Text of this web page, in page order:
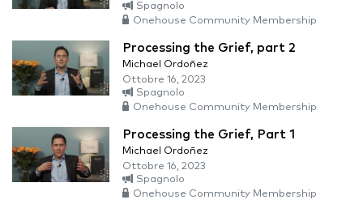
Spagnolo
Onehouse Community Membership
Processing the Grief, part 2
Michael Ordoñez
Ottobre 16, 2023
Spagnolo
Onehouse Community Membership
Processing the Grief, Part 1
Michael Ordoñez
Ottobre 16, 2023
Spagnolo
Onehouse Community Membership